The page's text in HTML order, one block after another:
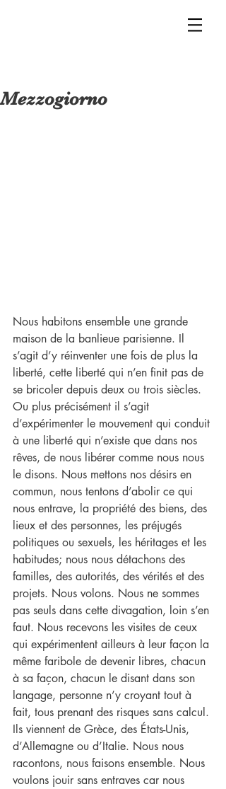
Mezzogiorno
Nous habitons ensemble une grande
maison de la banlieue parisienne. Il
s’agit d’y réinventer une fois de plus la
liberté, cette liberté qui n’en finit pas de
se bricoler depuis deux ou trois siècles.
Ou plus précisément il s’agit
d’expérimenter le mouvement qui conduit
à une liberté qui n’existe que dans nos
rêves, de nous libérer comme nous nous
le disons. Nous mettons nos désirs en
commun, nous tentons d’abolir ce qui
nous entrave, la propriété des biens, des
lieux et des personnes, les préjugés
politiques ou sexuels, les héritages et les
habitudes; nous nous détachons des
familles, des autorités, des vérités et des
projets. Nous volons. Nous ne sommes
pas seuls dans cette divagation, loin s’en
faut. Nous recevons les visites de ceux
qui expérimentent ailleurs à leur façon la
même faribole de devenir libres, chacun
à sa façon, chacun le disant dans son
langage, personne n’y croyant tout à
fait, tous prenant des risques sans calcul.
Ils viennent de Grèce, des États-Unis,
d’Allemagne ou d’Italie. Nous nous
racontons, nous faisons ensemble. Nous
voulons jouir sans entraves car nous